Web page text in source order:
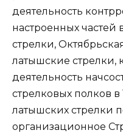
деятельность
настроенных
стрелки,
латышские стрелки,
деятельность
стрелковых полков в
латышских стрелки
организационное